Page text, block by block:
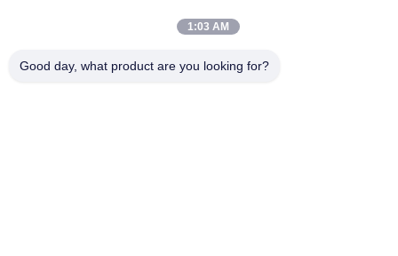
हिंगेड प्लास्टिक एनक्लोजर
प्लास्टिक नेटवर्क संलग्नक प्लास्टिक हाथ में संलग्नक
1:03 AM
Good day, what product are you looking for?